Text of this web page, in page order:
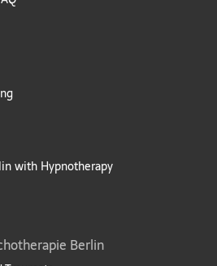
with Hypnotherapy
Berlin